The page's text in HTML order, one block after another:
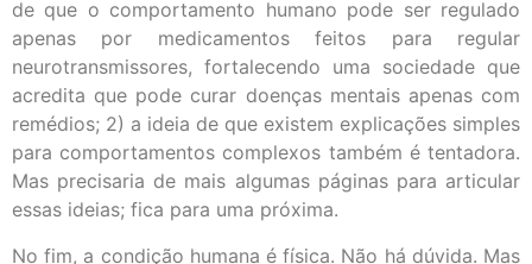
de que o comportamento humano pode ser regulado
apenas por medicamentos feitos para regular
neurotransmissores, fortalecendo uma sociedade que
acredita que pode curar doenças mentais apenas com
remédios; 2) a ideia de que existem explicações simples
para comportamentos complexos também é tentadora.
Mas precisaria de mais algumas páginas para articular
essas ideias; fica para uma próxima.
No fim, a condição humana é física. Não há dúvida. Mas